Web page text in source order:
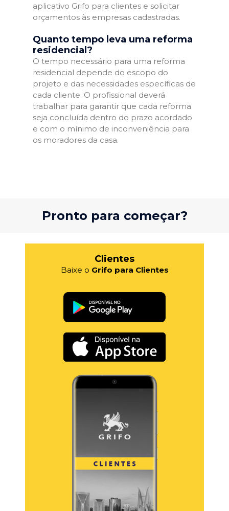
aplicativo Grifo para clientes e solicitar
orçamentos às empresas cadastradas.
Quanto tempo leva uma reforma
residencial?
O tempo necessário para uma reforma
residencial depende do escopo do
projeto e das necessidades específicas de
cada cliente. O profissional deverá
trabalhar para garantir que cada reforma
seja concluída dentro do prazo acordado
e com o mínimo de inconveniência para
os moradores da casa.
Pronto para começar?
Clientes
Baixe o Grifo para Clientes